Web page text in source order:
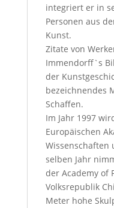
integriert er in
Personen aus
Kunst.
Zitate von
Immendorff`s
der
bezeichnendes
Schaffen.
Im Jahr 1997
Europäischen
Wissenschaften
selben Jahr
der Academy of
Volksrepublik
Meter hohe